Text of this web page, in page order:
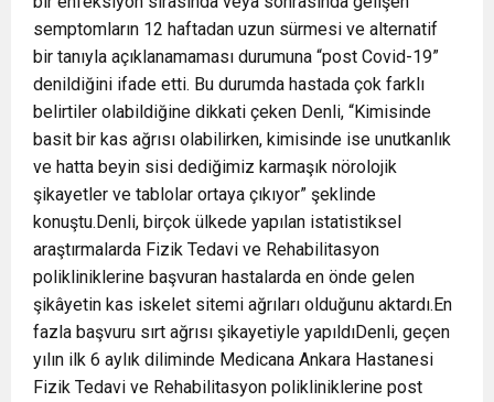
semptomların 12 haftadan uzun sürmesi ve alternatif
bir tanıyla açıklanamaması durumuna “post Covid-19”
denildiğini ifade etti. Bu durumda hastada çok farklı
belirtiler olabildiğine dikkati çeken Denli, “Kimisinde
basit bir kas ağrısı olabilirken, kimisinde ise unutkanlık
ve hatta beyin sisi dediğimiz karmaşık nörolojik
şikayetler ve tablolar ortaya çıkıyor” şeklinde
konuştu.Denli, birçok ülkede yapılan istatistiksel
araştırmalarda Fizik Tedavi ve Rehabilitasyon
polikliniklerine başvuran hastalarda en önde gelen
şikâyetin kas iskelet sitemi ağrıları olduğunu aktardı.En
fazla başvuru sırt ağrısı şikayetiyle yapıldıDenli, geçen
yılın ilk 6 aylık diliminde Medicana Ankara Hastanesi
Fizik Tedavi ve Rehabilitasyon polikliniklerine post